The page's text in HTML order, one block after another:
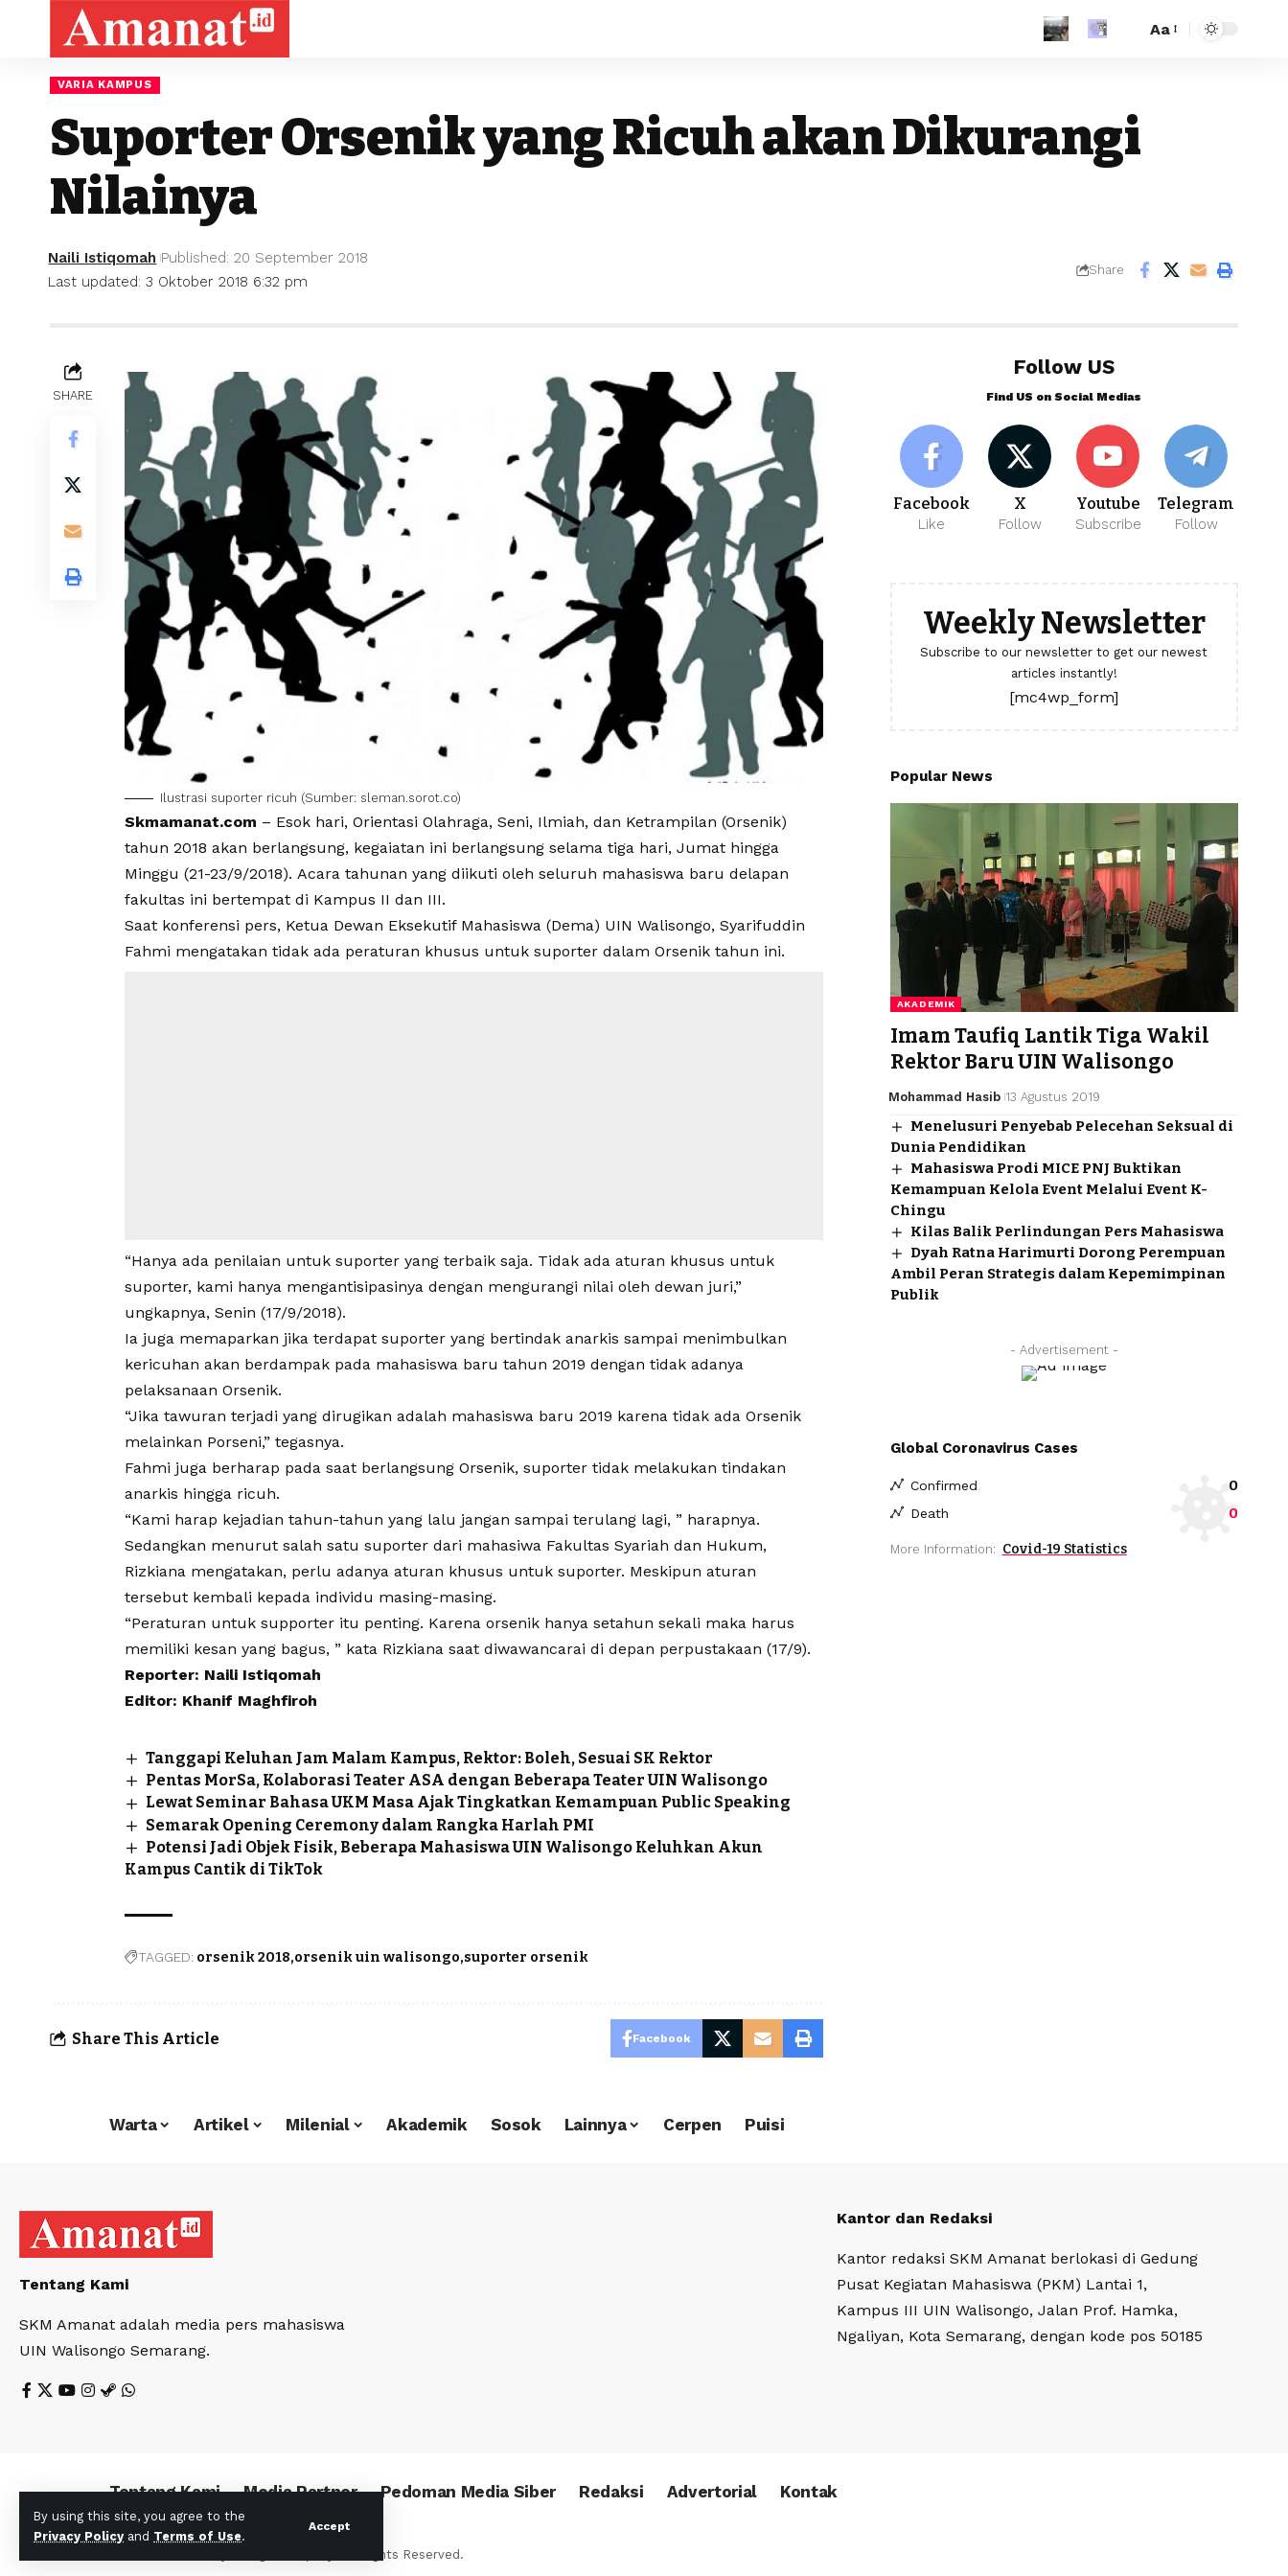
By using this site, you agree to the
Privacy Policy and Terms of Use.
Accept
Aa
VARIA KAMPUS
Suporter Orsenik yang Ricuh akan Dikurangi
Nilainya
Last updated: 3 Oktober 2018 6:32 pm
Naili Istiqomah Published: 20 September 2018
Share
SHARE
Ilustrasi suporter ricuh (Sumber: sleman.sorot.co)
Skmamanat.com – Esok hari, Orientasi Olahraga, Seni, Ilmiah, dan Ketrampilan (Orsenik)
tahun 2018 akan berlangsung, kegaiatan ini berlangsung selama tiga hari, Jumat hingga
Minggu (21-23/9/2018). Acara tahunan yang diikuti oleh seluruh mahasiswa baru delapan
fakultas ini bertempat di Kampus II dan III.
Saat konferensi pers, Ketua Dewan Eksekutif Mahasiswa (Dema) UIN Walisongo, Syarifuddin
Fahmi mengatakan tidak ada peraturan khusus untuk suporter dalam Orsenik tahun ini.
“Hanya ada penilaian untuk suporter yang terbaik saja. Tidak ada aturan khusus untuk
suporter, kami hanya mengantisipasinya dengan mengurangi nilai oleh dewan juri,”
ungkapnya, Senin (17/9/2018).
Ia juga memaparkan jika terdapat suporter yang bertindak anarkis sampai menimbulkan
kericuhan akan berdampak pada mahasiswa baru tahun 2019 dengan tidak adanya
pelaksanaan Orsenik.
“Jika tawuran terjadi yang dirugikan adalah mahasiswa baru 2019 karena tidak ada Orsenik
melainkan Porseni,” tegasnya.
Fahmi juga berharap pada saat berlangsung Orsenik, suporter tidak melakukan tindakan
anarkis hingga ricuh.
“Kami harap kejadian tahun-tahun yang lalu jangan sampai terulang lagi, ” harapnya.
Sedangkan menurut salah satu suporter dari mahasiwa Fakultas Syariah dan Hukum,
Rizkiana mengatakan, perlu adanya aturan khusus untuk suporter. Meskipun aturan
tersebut kembali kepada individu masing-masing.
“Peraturan untuk supporter itu penting. Karena orsenik hanya setahun sekali maka harus
memiliki kesan yang bagus, ” kata Rizkiana saat diwawancarai di depan perpustakaan (17/9).
Reporter: Naili Istiqomah
Editor: Khanif Maghfiroh
Tanggapi Keluhan Jam Malam Kampus, Rektor: Boleh, Sesuai SK Rektor
Pentas MorSa, Kolaborasi Teater ASA dengan Beberapa Teater UIN Walisongo
Lewat Seminar Bahasa UKM Masa Ajak Tingkatkan Kemampuan Public Speaking
Semarak Opening Ceremony dalam Rangka Harlah PMI
Potensi Jadi Objek Fisik, Beberapa Mahasiswa UIN Walisongo Keluhkan Akun
Kampus Cantik di TikTok
TAGGED: orsenik 2018 orsenik uin walisongo suporter orsenik
Share This Article Facebook
Follow US
Find US on Social Medias
Facebook
Like
X
Follow
Youtube
Subscribe
Telegram
Follow
Weekly Newsletter
Subscribe to our newsletter to get our newest
articles instantly!
[mc4wp_form]
Popular News
AKADEMIK
Imam Taufiq Lantik Tiga Wakil
Rektor Baru UIN Walisongo
Mohammad Hasib 13 Agustus 2019
Menelusuri Penyebab Pelecehan Seksual di
Dunia Pendidikan
Mahasiswa Prodi MICE PNJ Buktikan
Kemampuan Kelola Event Melalui Event K-
Chingu
Kilas Balik Perlindungan Pers Mahasiswa
Dyah Ratna Harimurti Dorong Perempuan
Ambil Peran Strategis dalam Kepemimpinan
Publik
- Advertisement -
Global Coronavirus Cases
Confirmed 0
Death 0
More Information: Covid-19 Statistics
Warta Artikel Milenial Akademik Sosok Lainnya Cerpen Puisi
Tentang Kami
SKM Amanat adalah media pers mahasiswa
UIN Walisongo Semarang.
Kantor dan Redaksi
Kantor redaksi SKM Amanat berlokasi di Gedung
Pusat Kegiatan Mahasiswa (PKM) Lantai 1,
Kampus III UIN Walisongo, Jalan Prof. Hamka,
Ngaliyan, Kota Semarang, dengan kode pos 50185
Tentang Kami Media Partner Pedoman Media Siber Redaksi Advertorial Kontak
© Foxiz News Network. Ruby Design Company. All Rights Reserved.